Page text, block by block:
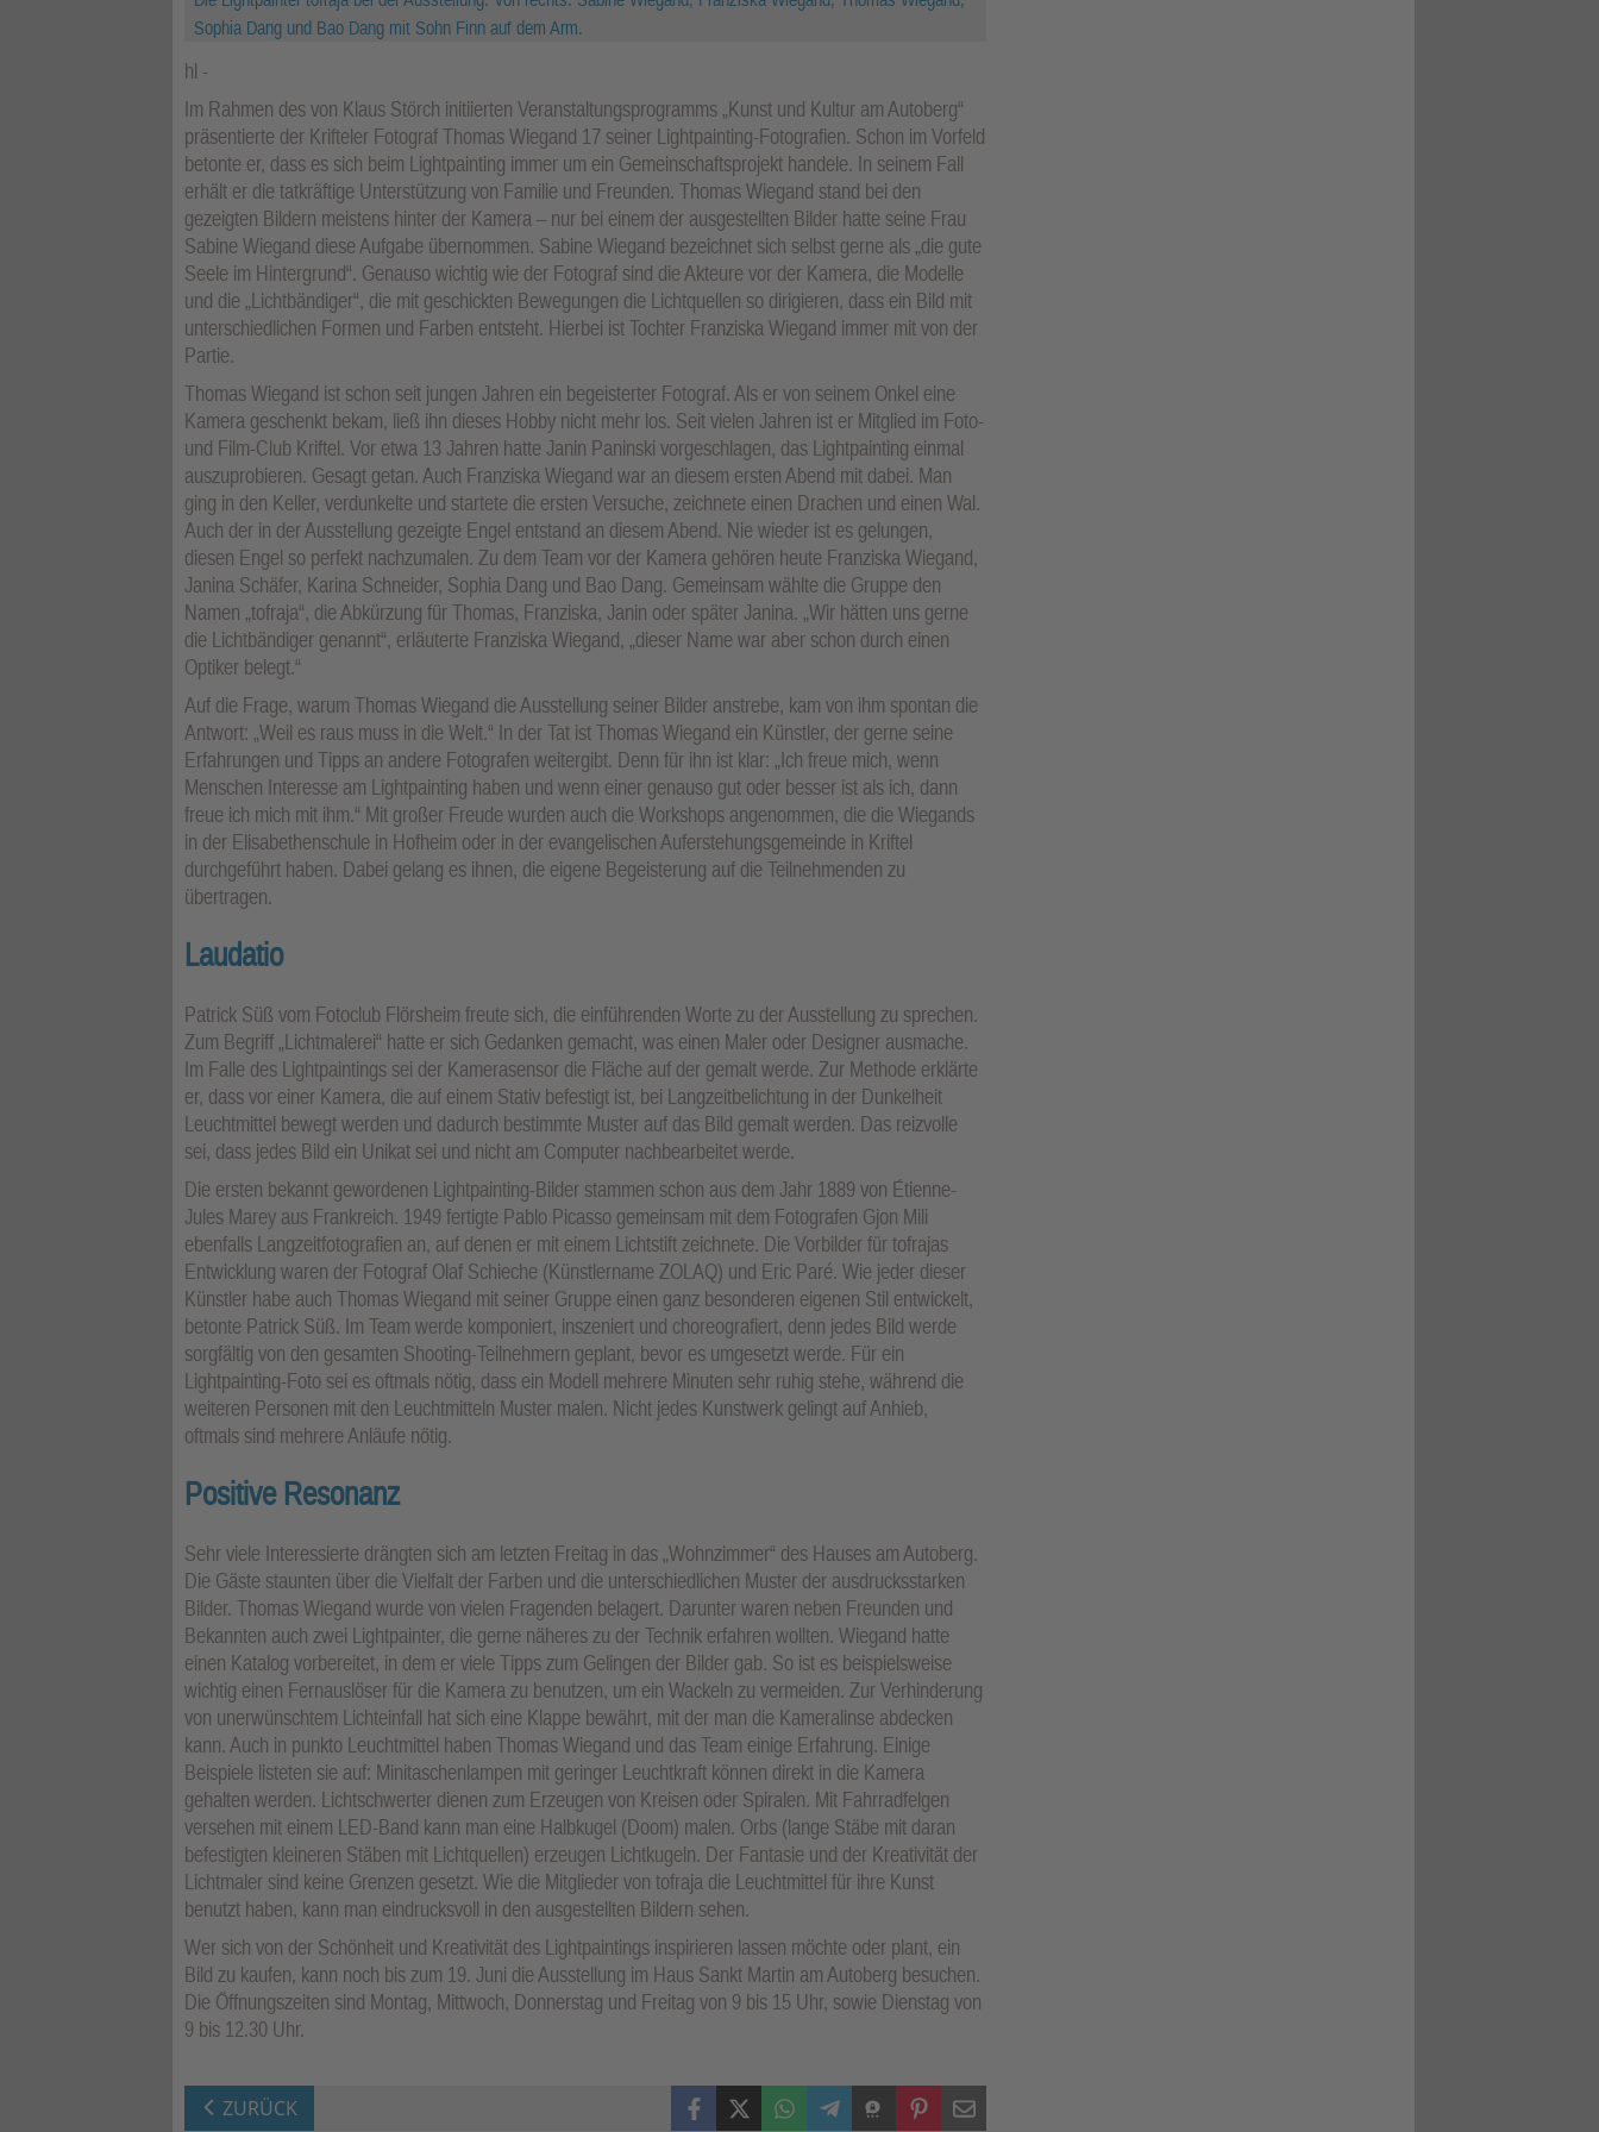
Sophia Dang und Bao Dang mit Sohn Finn auf dem Arm.
hl
Im Rahmen des von Klaus Störch initiierten Veranstaltungsprogramms „Kunst und Kultur am Autoberg“
präsentierte der Krifteler Fotograf Thomas Wiegand 17 seiner Lightpainting-Fotografien. Schon im Vorfeld
betonte er, dass es sich beim Lightpainting immer um ein Gemeinschaftsprojekt handele. In seinem Fall
erhält er die tatkräftige Unterstützung von Familie und Freunden. Thomas Wiegand stand bei den
gezeigten Bildern meistens hinter der Kamera – nur bei einem der ausgestellten Bilder hatte seine Frau
Sabine Wiegand diese Aufgabe übernommen. Sabine Wiegand bezeichnet sich selbst gerne als „die gute
Seele im Hintergrund“. Genauso wichtig wie der Fotograf sind die Akteure vor der Kamera, die Modelle
und die „Lichtbändiger“, die mit geschickten Bewegungen die Lichtquellen so dirigieren, dass ein Bild mit
unterschiedlichen Formen und Farben entsteht. Hierbei ist Tochter Franziska Wiegand immer mit von der
Partie.
Thomas Wiegand ist schon seit jungen Jahren ein begeisterter Fotograf. Als er von seinem Onkel eine
Kamera geschenkt bekam, ließ ihn dieses Hobby nicht mehr los. Seit vielen Jahren ist er Mitglied im Foto-
und Film-Club Kriftel. Vor etwa 13 Jahren hatte Janin Paninski vorgeschlagen, das Lightpainting einmal
auszuprobieren. Gesagt getan. Auch Franziska Wiegand war an diesem ersten Abend mit dabei. Man
ging in den Keller, verdunkelte und startete die ersten Versuche, zeichnete einen Drachen und einen Wal.
Auch der in der Ausstellung gezeigte Engel entstand an diesem Abend. Nie wieder ist es gelungen,
diesen Engel so perfekt nachzumalen. Zu dem Team vor der Kamera gehören heute Franziska Wiegand,
Janina Schäfer, Karina Schneider, Sophia Dang und Bao Dang. Gemeinsam wählte die Gruppe den
Namen „tofraja“, die Abkürzung für Thomas, Franziska, Janin oder später Janina. „Wir hätten uns gerne
die Lichtbändiger genannt“, erläuterte Franziska Wiegand, „dieser Name war aber schon durch einen
Optiker belegt.“
Auf die Frage, warum Thomas Wiegand die Ausstellung seiner Bilder anstrebe, kam von ihm spontan die
Antwort: „Weil es raus muss in die Welt.“ In der Tat ist Thomas Wiegand ein Künstler, der gerne seine
Erfahrungen und Tipps an andere Fotografen weitergibt. Denn für ihn ist klar: „Ich freue mich, wenn
Menschen Interesse am Lightpainting haben und wenn einer genauso gut oder besser ist als ich, dann
freue ich mich mit ihm.“ Mit großer Freude wurden auch die Workshops angenommen, die die Wiegands
in der Elisabethenschule in Hofheim oder in der evangelischen Auferstehungsgemeinde in Kriftel
durchgeführt haben. Dabei gelang es ihnen, die eigene Begeisterung auf die Teilnehmenden zu
übertragen.
Laudatio
Patrick Süß vom Fotoclub Flörsheim freute sich, die einführenden Worte zu der Ausstellung zu sprechen.
Zum Begriff „Lichtmalerei“ hatte er sich Gedanken gemacht, was einen Maler oder Designer ausmache.
Im Falle des Lightpaintings sei der Kamerasensor die Fläche auf der gemalt werde. Zur Methode erklärte
er, dass vor einer Kamera, die auf einem Stativ befestigt ist, bei Langzeitbelichtung in der Dunkelheit
Leuchtmittel bewegt werden und dadurch bestimmte Muster auf das Bild gemalt werden. Das reizvolle
sei, dass jedes Bild ein Unikat sei und nicht am Computer nachbearbeitet werde.
Die ersten bekannt gewordenen Lightpainting-Bilder stammen schon aus dem Jahr 1889 von Étienne-
Jules Marey aus Frankreich. 1949 fertigte Pablo Picasso gemeinsam mit dem Fotografen Gjon Mili
ebenfalls Langzeitfotografien an, auf denen er mit einem Lichtstift zeichnete. Die Vorbilder für tofrajas
Entwicklung waren der Fotograf Olaf Schieche (Künstlername ZOLAQ) und Eric Paré. Wie jeder dieser
Künstler habe auch Thomas Wiegand mit seiner Gruppe einen ganz besonderen eigenen Stil entwickelt,
betonte Patrick Süß. Im Team werde komponiert, inszeniert und choreografiert, denn jedes Bild werde
sorgfältig von den gesamten Shooting-Teilnehmern geplant, bevor es umgesetzt werde. Für ein
Lightpainting-Foto sei es oftmals nötig, dass ein Modell mehrere Minuten sehr ruhig stehe, während die
weiteren Personen mit den Leuchtmitteln Muster malen. Nicht jedes Kunstwerk gelingt auf Anhieb,
oftmals sind mehrere Anläufe nötig.
Positive Resonanz
Sehr viele Interessierte drängten sich am letzten Freitag in das „Wohnzimmer“ des Hauses am Autoberg.
Die Gäste staunten über die Vielfalt der Farben und die unterschiedlichen Muster der ausdrucksstarken
Bilder. Thomas Wiegand wurde von vielen Fragenden belagert. Darunter waren neben Freunden und
Bekannten auch zwei Lightpainter, die gerne näheres zu der Technik erfahren wollten. Wiegand hatte
einen Katalog vorbereitet, in dem er viele Tipps zum Gelingen der Bilder gab. So ist es beispielsweise
wichtig einen Fernauslöser für die Kamera zu benutzen, um ein Wackeln zu vermeiden. Zur Verhinderung
von unerwünschtem Lichteinfall hat sich eine Klappe bewährt, mit der man die Kameralinse abdecken
kann. Auch in punkto Leuchtmittel haben Thomas Wiegand und das Team einige Erfahrung. Einige
Beispiele listeten sie auf: Minitaschenlampen mit geringer Leuchtkraft können direkt in die Kamera
gehalten werden. Lichtschwerter dienen zum Erzeugen von Kreisen oder Spiralen. Mit Fahrradfelgen
versehen mit einem LED-Band kann man eine Halbkugel (Doom) malen. Orbs (lange Stäbe mit daran
befestigten kleineren Stäben mit Lichtquellen) erzeugen Lichtkugeln. Der Fantasie und der Kreativität der
Lichtmaler sind keine Grenzen gesetzt. Wie die Mitglieder von tofraja die Leuchtmittel für ihre Kunst
benutzt haben, kann man eindrucksvoll in den ausgestellten Bildern sehen.
Wer sich von der Schönheit und Kreativität des Lightpaintings inspirieren lassen möchte oder plant, ein
Bild zu kaufen, kann noch bis zum 19. Juni die Ausstellung im Haus Sankt Martin am Autoberg besuchen.
Die Öffnungszeiten sind Montag, Mittwoch, Donnerstag und Freitag von 9 bis 15 Uhr, sowie Dienstag von
9 bis 12.30 Uhr.
ZURÜCK FacebookX (Twitter)WhatsAppTelegramThreemaPinterestMail